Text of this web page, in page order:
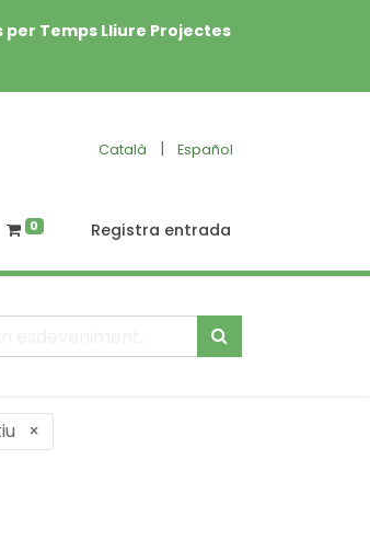
Temps Lliure Projectes
Català | Español
0 Registra entrada
×